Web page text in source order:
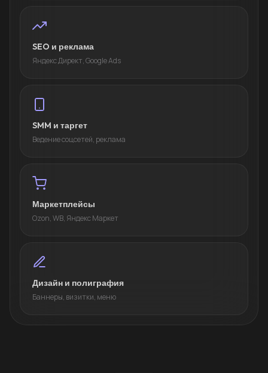
SEO и реклама
Яндекс Директ, Google Ads
SMM и таргет
Ведение соцсетей, реклама
Маркетплейсы
Ozon, WB, Яндекс Маркет
Дизайн и полиграфия
Баннеры, визитки, меню